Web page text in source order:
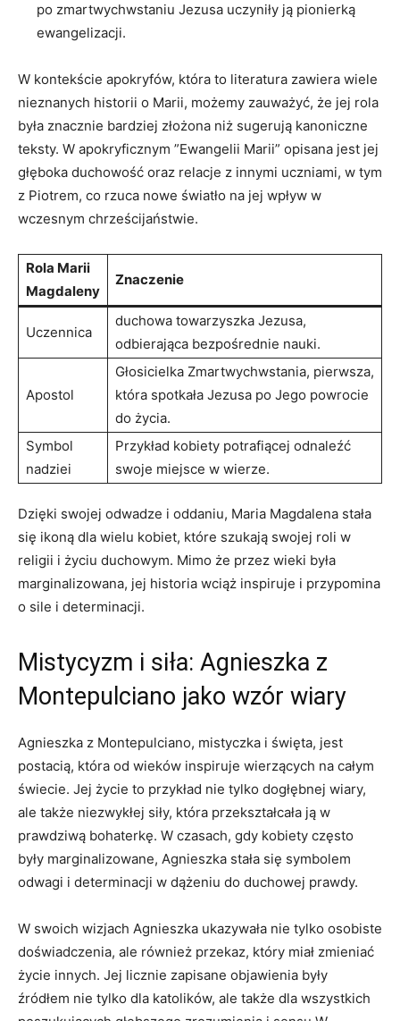
po zmartwychwstaniu ‍Jezusa uczyniły ją pionierką
ewangelizacji.
W kontekście apokryfów, która to literatura zawiera wiele
nieznanych‍ historii​ o Marii, możemy zauważyć, że jej rola
była znacznie bardziej złożona niż sugerują kanoniczne
teksty. W apokryficznym ‌”Ewangelii Marii” opisana jest jej
głęboka​ duchowość‍ oraz⁣ relacje z innymi uczniami, w tym
z Piotrem, co rzuca nowe ‍światło na jej​ wpływ w
wczesnym chrześcijaństwie.
Rola Marii
Magdaleny
Znaczenie
Uczennica
duchowa towarzyszka Jezusa,
odbierająca bezpośrednie nauki.
Apostol
Głosicielka Zmartwychwstania, pierwsza,
która spotkała ⁣Jezusa​ po Jego powrocie
do życia.
Symbol ​
nadziei
Przykład kobiety‍ potrafiącej odnaleźć
swoje miejsce ‌w wierze.
Dzięki swojej odwadze i oddaniu, Maria Magdalena stała⁣
się ikoną⁢ dla wielu kobiet, ⁢które szukają swojej‍ roli w
religii i życiu‍ duchowym. Mimo ⁤że przez wieki była
marginalizowana,‌ jej historia wciąż‌ inspiruje⁢ i przypomina
o ⁣sile ⁢i determinacji.
Mistycyzm i siła: Agnieszka z
Montepulciano jako wzór‍ wiary
Agnieszka z Montepulciano, mistyczka i święta, jest
postacią, która od wieków inspiruje wierzących na ⁤całym
świecie. Jej życie to przykład nie tylko dogłębnej wiary,
ale ⁢także niezwykłej siły, ‍która przekształcała ją w
prawdziwą bohaterkę. W czasach,⁢ gdy kobiety często
były marginalizowane, Agnieszka stała się symbolem
odwagi i determinacji w dążeniu⁣ do duchowej prawdy.
W swoich wizjach Agnieszka ukazywała nie tylko osobiste
doświadczenia, ale również przekaz, który miał ‌zmieniać
życie innych. Jej licznie zapisane objawienia były
źródłem nie tylko dla katolików, ale także dla wszystkich